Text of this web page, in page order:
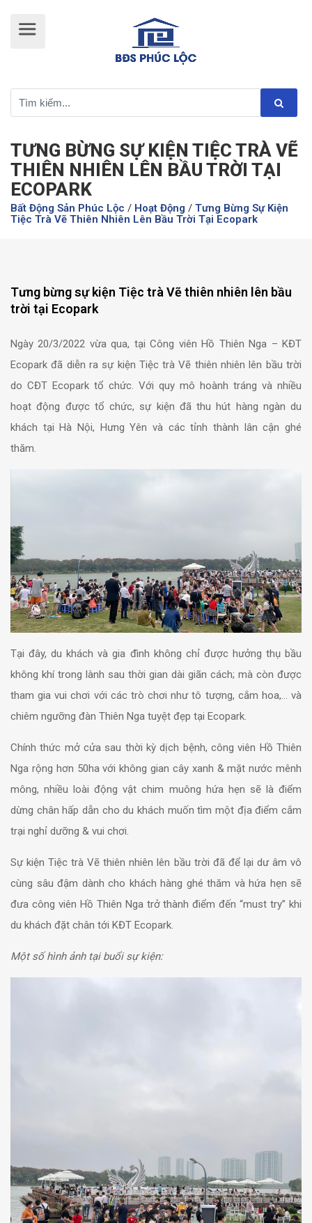
TƯNG BỪNG SỰ KIỆN TIỆC TRÀ VẼ
THIÊN NHIÊN LÊN BẦU TRỜI TẠI
ECOPARK
Bất Động Sản Phúc Lộc / Hoạt Động / Tưng Bừng Sự Kiện
Tiệc Trà Vẽ Thiên Nhiên Lên Bầu Trời Tại Ecopark
Tưng bừng sự kiện Tiệc trà Vẽ thiên nhiên lên bầu
trời tại Ecopark
Ngày 20/3/2022 vừa qua, tại Công viên Hồ Thiên Nga – KĐT
Ecopark đã diễn ra sự kiện Tiệc trà Vẽ thiên nhiên lên bầu trời
do CĐT Ecopark tổ chức. Với quy mô hoành tráng và nhiều
hoạt động được tổ chức, sự kiện đã thu hút hàng ngàn du
khách tại Hà Nội, Hưng Yên và các tỉnh thành lân cận ghé
thăm.
Tại đây, du khách và gia đình không chỉ được hưởng thụ bầu
không khí trong lành sau thời gian dài giãn cách; mà còn được
tham gia vui chơi với các trò chơi như tô tượng, cắm hoa,… và
chiêm ngưỡng đàn Thiên Nga tuyệt đẹp tại Ecopark.
Chính thức mở cửa sau thời kỳ dịch bệnh, công viên Hồ Thiên
Nga rộng hơn 50ha với không gian cây xanh & mặt nước mênh
mông, nhiều loài động vật chim muông hứa hẹn sẽ là điểm
dừng chân hấp dẫn cho du khách muốn tìm một địa điểm cắm
trại nghỉ dưỡng & vui chơi.
Sự kiện Tiệc trà Vẽ thiên nhiên lên bầu trời đã để lại dư âm vô
cùng sâu đậm dành cho khách hàng ghé thăm và hứa hẹn sẽ
đưa công viên Hồ Thiên Nga trở thành điểm đến “must try” khi
du khách đặt chân tới KĐT Ecopark.
Một số hình ảnh tại buổi sự kiện: